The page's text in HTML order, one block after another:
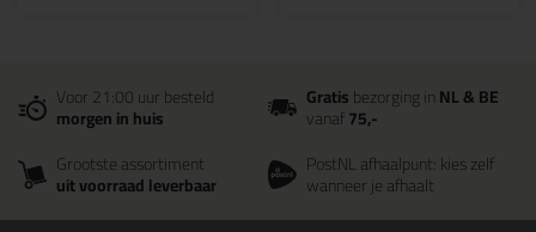
Voor 21:00 uur besteld
morgen in huis
Gratisbezorging inNL & BE
vanaf75,-
Grootste assortiment
uit voorraad leverbaar
PostNL afhaalpunt: kies zelf
wanneer je afhaalt